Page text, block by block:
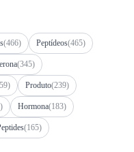
(466) Peptídeos(465)
(345)
Produto(239)
Hormona(183)
(165)